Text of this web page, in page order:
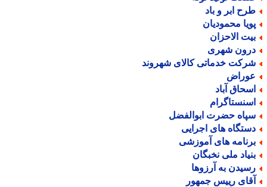
ابر و باد
محمودیان
الاحزان
شهری
خدماتی کالای شهروند
آباد
حضرت ابوالفضل
های اجرایی
های آموزشی
ملی نخبگان
به آرزوها
رییس جمهور